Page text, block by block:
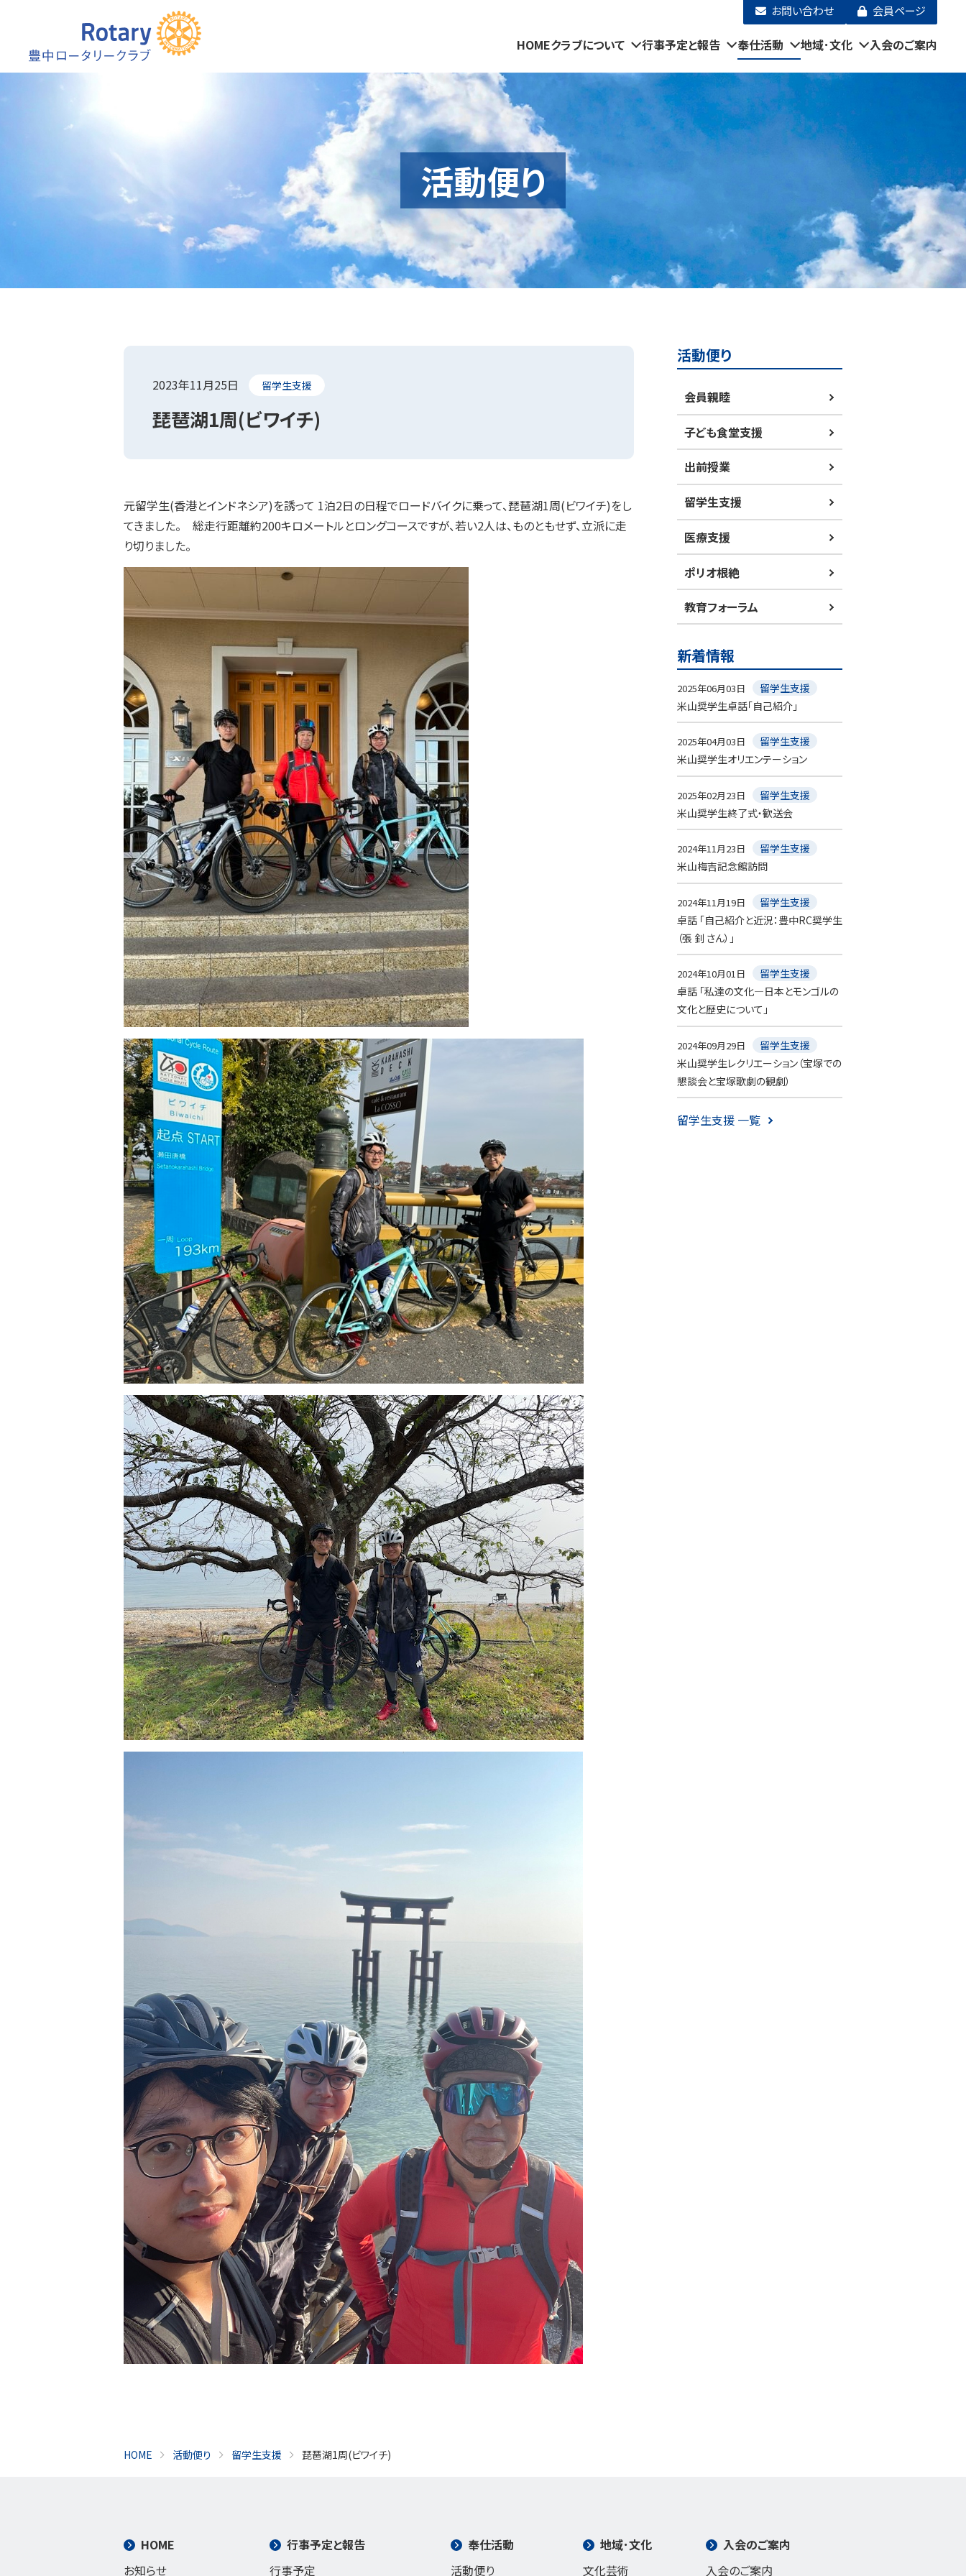
お問い合わせ 会員ページ
HOMEクラブについて 行事予定と報告 奉仕活動 地域･文化 入会のご案内
活動便り
2023年11月25日 留学生支援
琵琶湖1周(ビワイチ)
元留学生(香港とインドネシア)を誘って 1泊2日の日程でロードバイクに乗って、琵琶湖1周(ビワイチ)をし
てきました。 総走行距離約200キロメートルとロングコースですが、若い2人は、ものともせず、立派に走
り切りました。
活動便り
会員親睦
子ども食堂支援
出前授業
留学生支援
医療支援
ポリオ根絶
教育フォーラム
新着情報
2025年06月03日
留学生支援
米山奨学生卓話「自己紹介」
2025年04月03日
留学生支援
米山奨学生オリエンテーション
2025年02月23日
留学生支援
米山奨学生終了式・歓送会
2024年11月23日
留学生支援
米山梅吉記念館訪問
2024年11月19日
留学生支援
卓話 「自己紹介と近況：豊中RC奨学生
（張 釗 さん）」
2024年10月01日
留学生支援
卓話 「私達の文化―日本とモンゴルの
文化と歴史について」
2024年09月29日
留学生支援
米山奨学生レクリエーション（宝塚での
懇談会と宝塚歌劇の観劇）
留学生支援 一覧
HOME 活動便り 留学生支援 琵琶湖1周(ビワイチ)
HOME
お知らせ
行事予定と報告
行事予定
奉仕活動
活動便り
地域･文化
文化芸術
入会のご案内
入会のご案内